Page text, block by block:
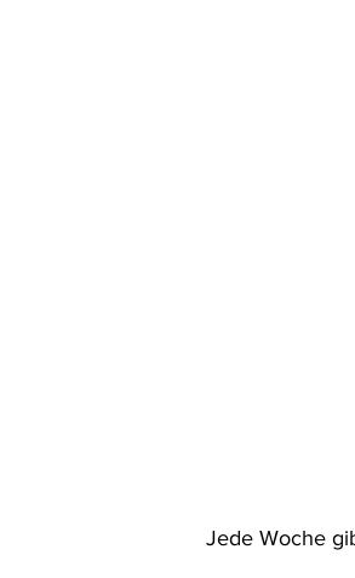
Jede Woche